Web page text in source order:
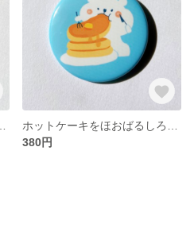
380円